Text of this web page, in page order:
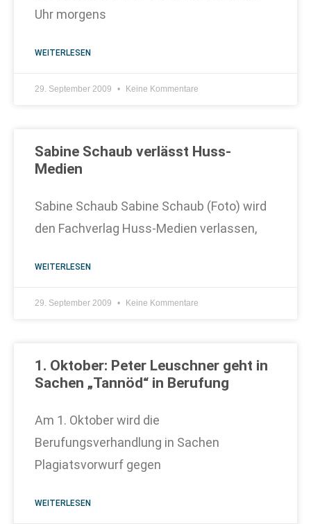
Uhr morgens
WEITERLESEN
29. September 2009 Keine Kommentare
Sabine Schaub verlässt Huss-
Medien
Sabine Schaub Sabine Schaub (Foto) wird
den Fachverlag Huss-Medien verlassen,
WEITERLESEN
29. September 2009 Keine Kommentare
1. Oktober: Peter Leuschner geht in
Sachen „Tannöd“ in Berufung
Am 1. Oktober wird die
Berufungsverhandlung in Sachen
Plagiatsvorwurf gegen
WEITERLESEN